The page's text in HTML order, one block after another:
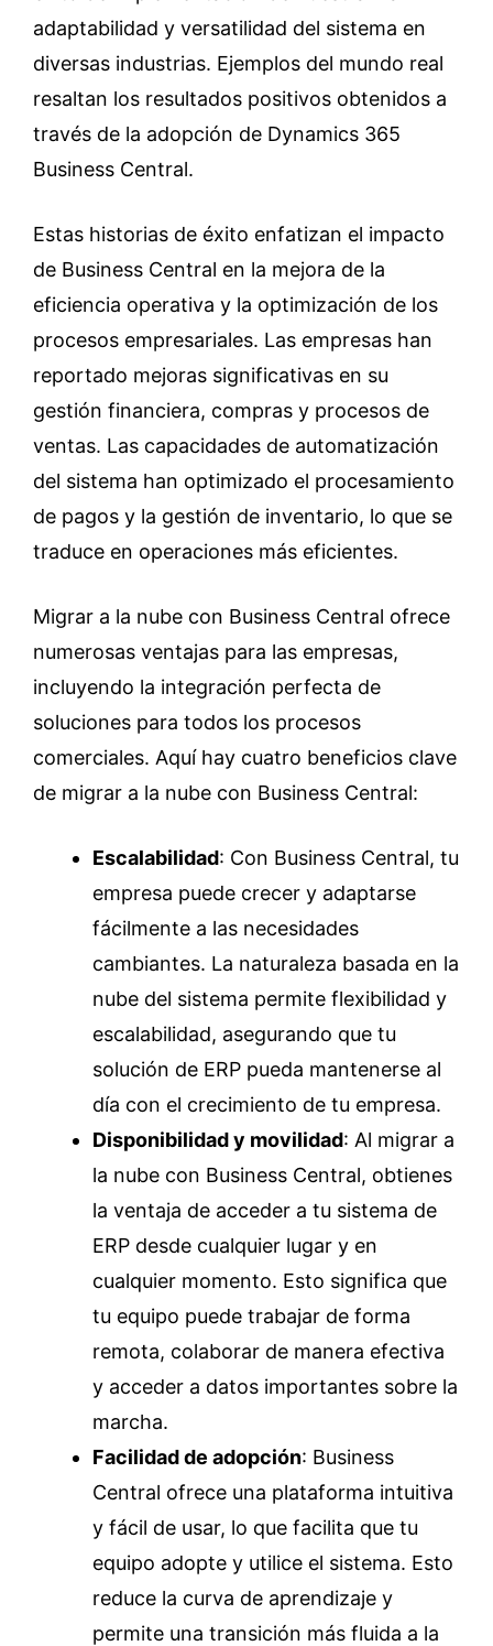
adaptabilidad y versatilidad del sistema en
diversas industrias. Ejemplos del mundo real
resaltan los resultados positivos obtenidos a
través de la adopción de Dynamics 365
Business Central.
Estas historias de éxito enfatizan el impacto
de Business Central en la mejora de la
eficiencia operativa y la optimización de los
procesos empresariales. Las empresas han
reportado mejoras significativas en su
gestión financiera, compras y procesos de
ventas. Las capacidades de automatización
del sistema han optimizado el procesamiento
de pagos y la gestión de inventario, lo que se
traduce en operaciones más eficientes.
Migrar a la nube con Business Central ofrece
numerosas ventajas para las empresas,
incluyendo la integración perfecta de
soluciones para todos los procesos
comerciales. Aquí hay cuatro beneficios clave
de migrar a la nube con Business Central:
Escalabilidad: Con Business Central, tu
empresa puede crecer y adaptarse
fácilmente a las necesidades
cambiantes. La naturaleza basada en la
nube del sistema permite flexibilidad y
escalabilidad, asegurando que tu
solución de ERP pueda mantenerse al
día con el crecimiento de tu empresa.
Disponibilidad y movilidad: Al migrar a
la nube con Business Central, obtienes
la ventaja de acceder a tu sistema de
ERP desde cualquier lugar y en
cualquier momento. Esto significa que
tu equipo puede trabajar de forma
remota, colaborar de manera efectiva
y acceder a datos importantes sobre la
marcha.
Facilidad de adopción: Business
Central ofrece una plataforma intuitiva
y fácil de usar, lo que facilita que tu
equipo adopte y utilice el sistema. Esto
reduce la curva de aprendizaje y
permite una transición más fluida a la